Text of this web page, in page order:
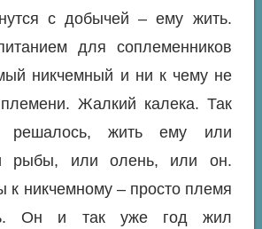
с добычей – ему жить.
для соплеменников
никчемный и ни к чему не
Жалкий калека. Так
решалось, жить ему или
рыбы, или олень, или он.
к никчемному – просто племя
Он и так уже год жил